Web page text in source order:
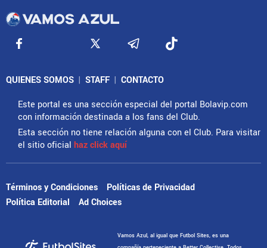
QUIENES SOMOS | STAFF | CONTACTO
Este portal es una sección especial del portal Bolavip.com
con información destinada a los fans del Club.
Esta sección no tiene relación alguna con el Club. Para visitar
el sitio oficial haz click aquí
Términos y Condiciones
Políticas de Privacidad
Política Editorial
Ad Choices
Vamos Azul, al igual que Futbol Sites, es una